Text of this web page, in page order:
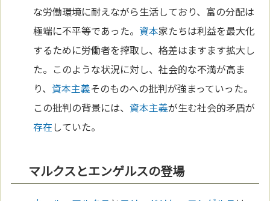
な労働環境に耐えながら生活しており、富の分配は
極端に不平等であった。 資本家たちは利益を最大化
するために労働者を搾取し、格差はますます拡大し
た。このような状況に対し、社会的な不満が高ま
り、 資本主義そのものへの批判が強まっていった。
この批判の背景には、 資本主義が生む社会的矛盾が
存在していた。
マルクスとエンゲルスの登場